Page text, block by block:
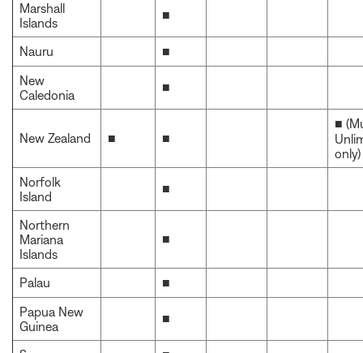
Marshall
Islands
■
Nauru
■
New
Caledonia
■
New Zealand ■ ■
■
only)
Norfolk
Island
■
Northern
Mariana
Islands
■
Palau
■
Papua New
Guinea
■